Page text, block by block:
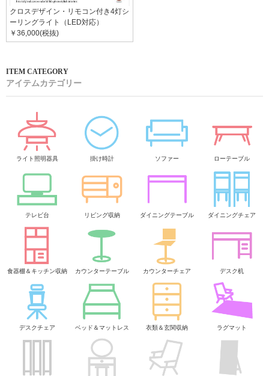
クロスデザイン・リモコン付き4灯シ
ーリングライト（LED対応）
￥36,000(税抜)
アイテムカテゴリー
ライト照明器具 掛け時計 ソファー ローテーブル
テレビ台 リビング収納 ダイニングテーブル ダイニングチェア
食器棚＆キッチン収納 カウンターテーブル カウンターチェア デスク机
デスクチェア ベッド＆マットレス 衣類＆玄関収納 ラグマット